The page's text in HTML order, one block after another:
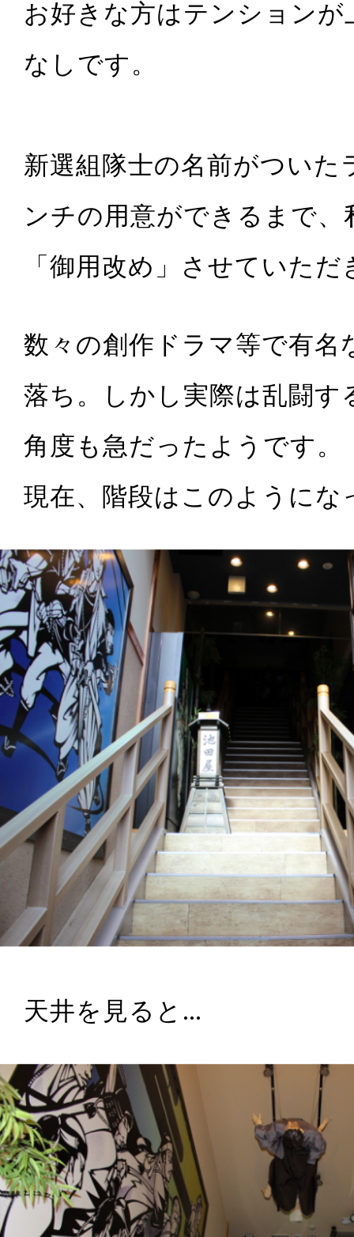
お好きな方はテンション
なしです。
新選組隊士の名前がついた
ンチの用意ができるまで
「御用改め」させていた
数々の創作ドラマ等で有名
落ち。しかし実際は乱闘す
角度も急だったようです。
現在、階段はこのようにな
天井を見ると…